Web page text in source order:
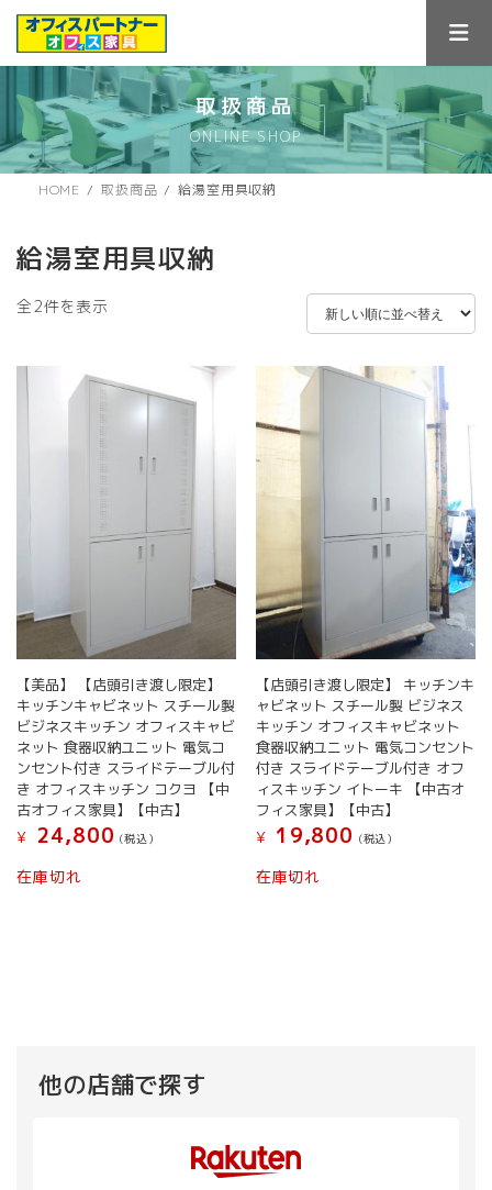
ス
キ
ン
に
取扱商品
ONLINE SHOP
HOME 取扱商品 給湯室用具収納
給湯室用具収納
全2件を表示
順
【美品】 【店頭引き渡し限定】
キッチンキャビネット スチール製
ビジネスキッチン オフィスキャビ
ネット 食器収納ユニット 電気コ
ンセント付き スライドテーブル付
き オフィスキッチン コクヨ 【中
古オフィス家具】【中古】
¥
24,800 (税込）
在庫切れ
【店頭引き渡し限定】 キッチンキ
ャビネット スチール製 ビジネス
キッチン オフィスキャビネット
食器収納ユニット 電気コンセント
付き スライドテーブル付き オフ
ィスキッチン イトーキ 【中古オ
フィス家具】【中古】
¥
19,800 (税込）
在庫切れ
他の店舗で探す